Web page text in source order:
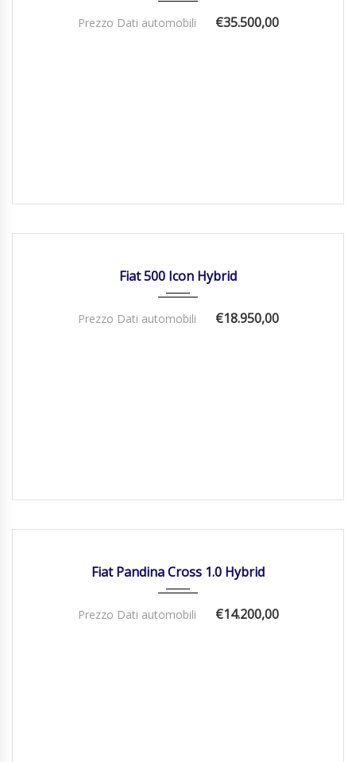
Prezzo Dati automobili €35.500,00
Fiat 500 Icon Hybrid
Prezzo Dati automobili €18.950,00
Fiat Pandina Cross 1.0 Hybrid
Prezzo Dati automobili €14.200,00